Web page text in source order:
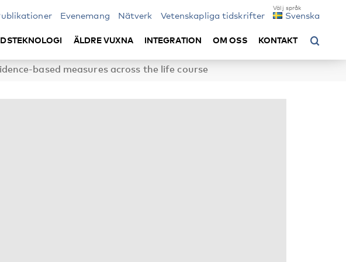
Evenemang Nätverk Vetenskapliga tidskrifter Svenska
ÄLDRE VUXNA INTEGRATION OM OSS KONTAKT
based measures across the life course